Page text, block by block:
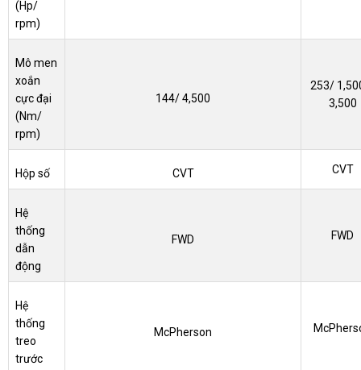
(Hp/
rpm)
Mô men
xoắn
cực đại
(Nm/
rpm)
144/ 4,500
253/
3,500
Hộp số CVT CVT
Hệ
thống
dẫn
động
FWD FWD
Hệ
thống
treo
trước
McPherson